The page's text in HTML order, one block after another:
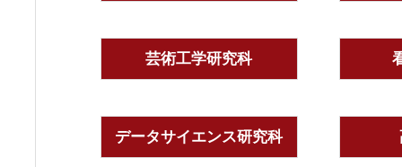
芸術工学研究科
データサイエンス研究科